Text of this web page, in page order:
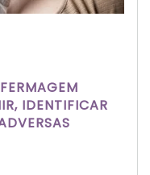
IDENTIFICAR